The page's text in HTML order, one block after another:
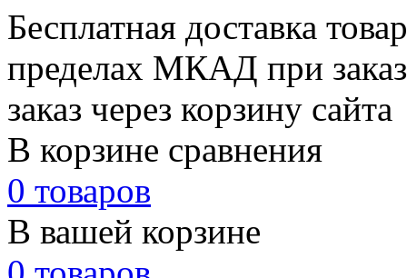
Бесплатная доставка
пределах МКАД при
заказ через корзину сайта
В корзине сравнения
0 товаров
В вашей корзине